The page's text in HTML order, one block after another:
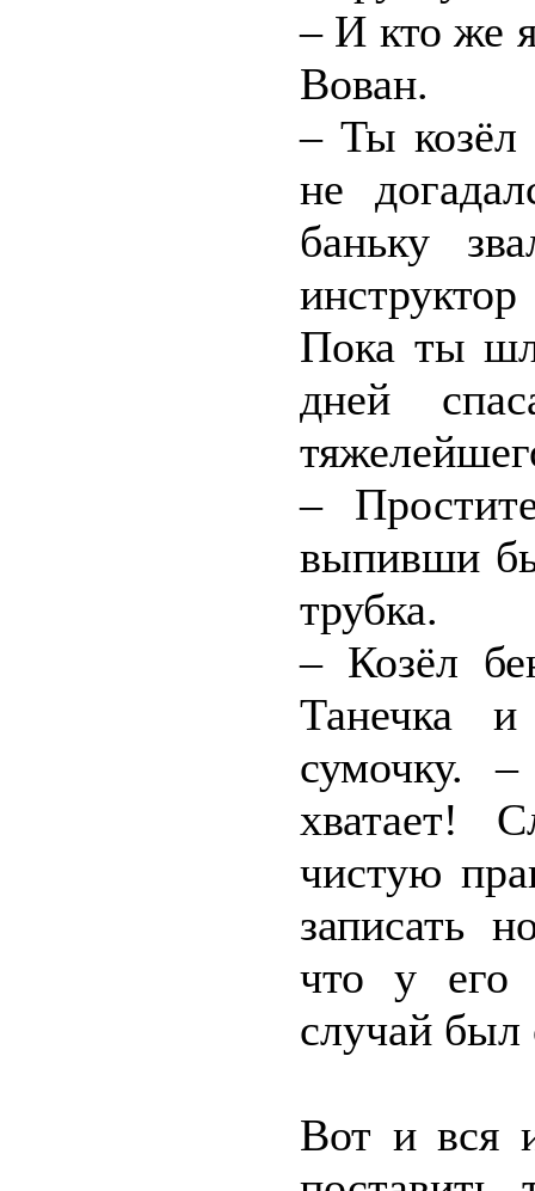
– И кто же
Вован.
– Ты козёл
не
баньку
Пока ты
дней
–
выпивши
трубка.
– Козёл
Танечка
сумочку.
хватает!
чистую
записать
что у его
случай
Вот и вся